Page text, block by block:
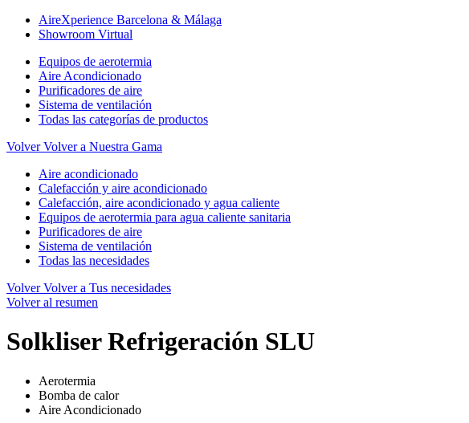
AireXperience Barcelona & Málaga
Showroom Virtual
Equipos de aerotermia
Aire Acondicionado
Purificadores de aire
Sistema de ventilación
Todas las categorías de productos
Volver Volver a Nuestra Gama
Aire acondicionado
Calefacción y aire acondicionado
Calefacción, aire acondicionado y agua caliente
Equipos de aerotermia para agua caliente sanitaria
Purificadores de aire
Sistema de ventilación
Todas las necesidades
Volver Volver a Tus necesidades
Volver al resumen
Solkliser Refrigeración SLU
Aerotermia
Bomba de calor
Aire Acondicionado